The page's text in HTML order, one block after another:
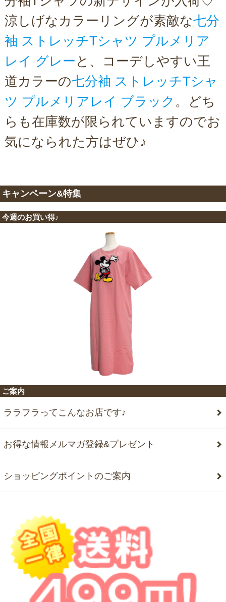
涼しげなカラーリングが素敵な七分
袖 ストレッチTシャツ プルメリア
レイ グレー と、コーデしやすい王
道カラーの七分袖 ストレッチTシャ
ツ プルメリアレイ ブラック 。どち
らも在庫数が限られていますのでお
気になられた方はぜひ♪
キャンペーン&特集
今週のお買い得♪
ご案内
ララフラってこんなお店です♪
お得な情報メルマガ登録&プレゼント
ショッピングポイントのご案内